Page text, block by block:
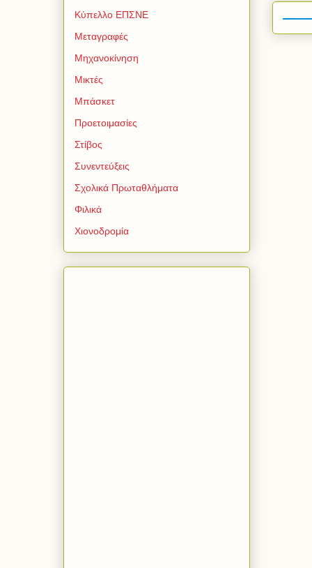
Κύπελλο ΕΠΣΝΕ
Μεταγραφές
Μηχανοκίνηση
Μικτές
Μπάσκετ
Προετοιμασίες
Στίβος
Συνεντεύξεις
Σχολικά Πρωταθλήματα
Φιλικά
Χιονοδρομία